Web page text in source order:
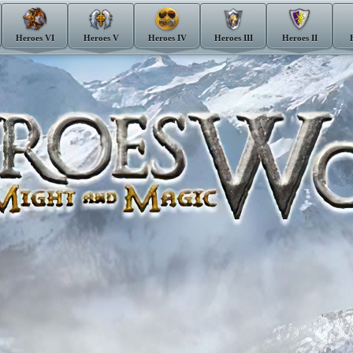
Heroes VI Heroes V Heroes IV Heroes III Heroes II